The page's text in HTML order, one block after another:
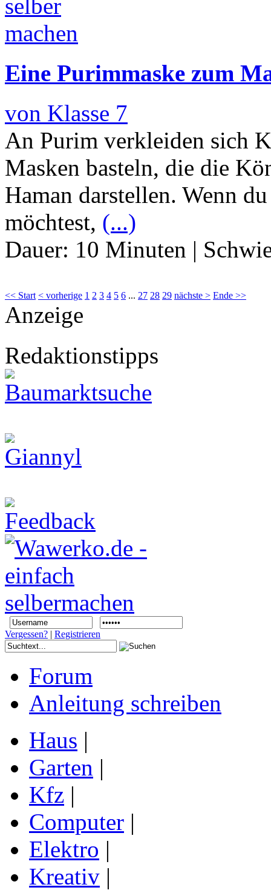
Eine Purimmaske zum
von Klasse 7
An Purim verkleiden sich
Masken basteln, die die
Haman darstellen. Wenn
möchtest, (...)
Dauer: 10 Minuten |
<< Start < vorherige 1 2 3 4 5 6 ... 27 28 29 nächste > Ende >>
Anzeige
Redaktionstipps
Vergessen? | Registrieren
Forum
Anleitung schreiben
Haus |
Garten |
Kfz |
Computer |
Elektro |
Kreativ |